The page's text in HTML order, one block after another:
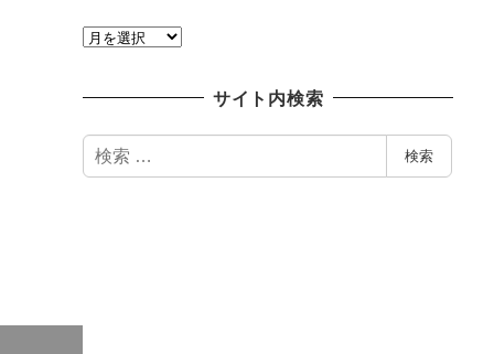
過
サイト内検索
検
索
検索